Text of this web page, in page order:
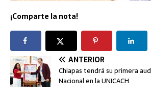
¡Comparte la nota!
ANTERIOR
Chiapas tendrá su primera
Nacional en la UNICACH